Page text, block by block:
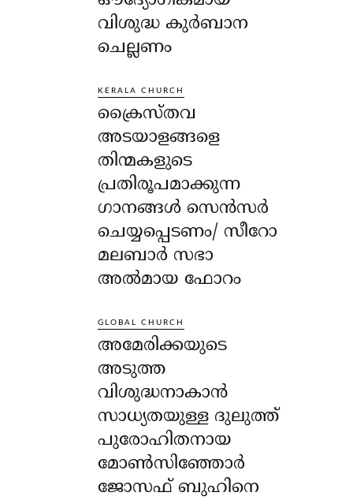
വിശുദ്ധ കുർബാന
ചെല്ലണം
KERALA CHURCH
ക്രൈസ്തവ
അടയാളങ്ങളെ
തിന്മകളുടെ
പ്രതിരൂപമാക്കുന്ന
ഗാനങ്ങൾ സെൻസർ
ചെയ്യപ്പെടണം/ സീറോ
മലബാർ സഭാ
അൽമായ ഫോറം
GLOBAL CHURCH
അമേരിക്കയുടെ
അടുത്ത
വിശുദ്ധനാകാൻ
സാധ്യതയുള്ള ദുലുത്ത്
പുരോഹിതനായ
മോൺസിഞ്ഞോർ
ജോസഫ് ബുഹിനെ